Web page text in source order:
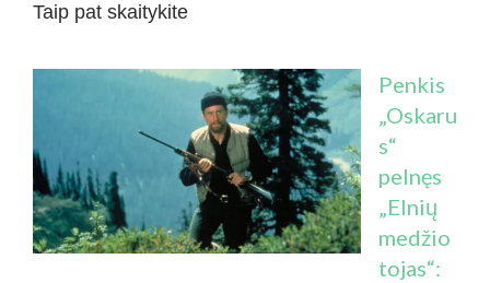
Taip pat skaitykite
Penkis
„Oskaru
s“
pelnęs
„Elnių
medžio
tojas“: